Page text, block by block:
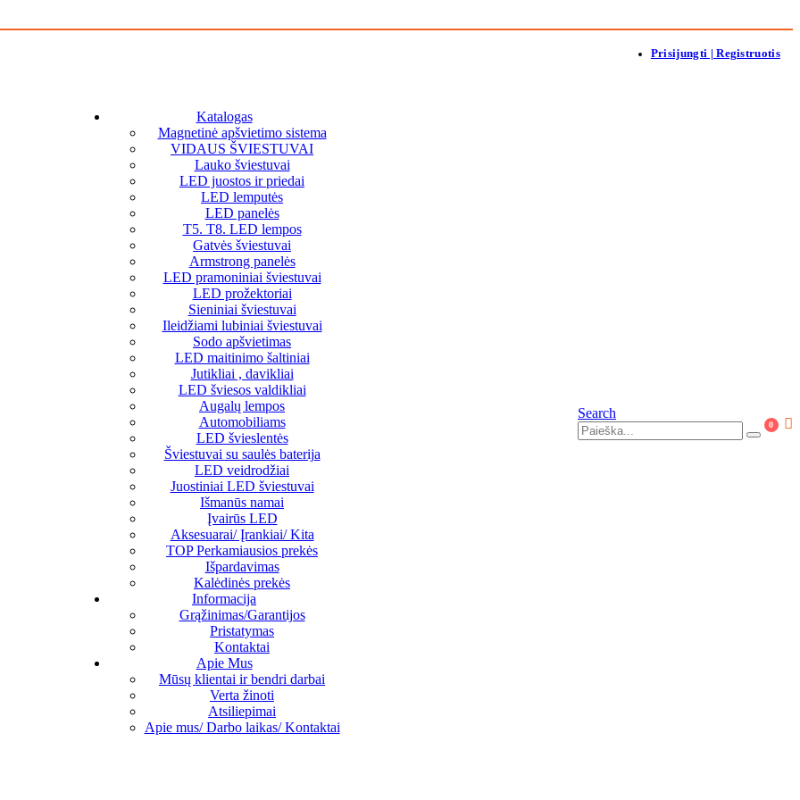
Prisijungti | Registruotis
Katalogas
Magnetinė apšvietimo sistema
VIDAUS ŠVIESTUVAI
Lauko šviestuvai
LED juostos ir priedai
LED lemputės
LED panelės
T5. T8. LED lempos
Gatvės šviestuvai
Armstrong panelės
LED pramoniniai šviestuvai
LED prožektoriai
Sieniniai šviestuvai
Ileidžiami lubiniai šviestuvai
Sodo apšvietimas
LED maitinimo šaltiniai
Jutikliai , davikliai
LED šviesos valdikliai
Augalų lempos
Automobiliams
LED švieslentės
Šviestuvai su saulės baterija
LED veidrodžiai
Juostiniai LED šviestuvai
Išmanūs namai
Įvairūs LED
Aksesuarai/ Įrankiai/ Kita
TOP Perkamiausios prekės
Išpardavimas
Kalėdinės prekės
Informacija
Grąžinimas/Garantijos
Pristatymas
Kontaktai
Apie Mus
Mūsų klientai ir bendri darbai
Verta žinoti
Atsiliepimai
Apie mus/ Darbo laikas/ Kontaktai
Search
0